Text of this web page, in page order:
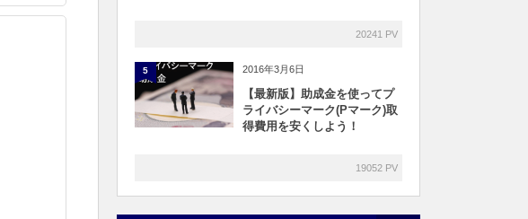
20241 PV
5 2016年3月6日
【最新版】助成金を使ってプ
ライバシーマーク(Pマーク)取
得費用を安くしよう！
19052 PV